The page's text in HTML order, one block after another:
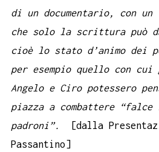
di un documentario, con un
che solo la scrittura può
cioè lo stato d’animo dei
per esempio quello con
Angelo e Ciro potessero
piazza a combattere
padroni”.
[dalla
Passantino]